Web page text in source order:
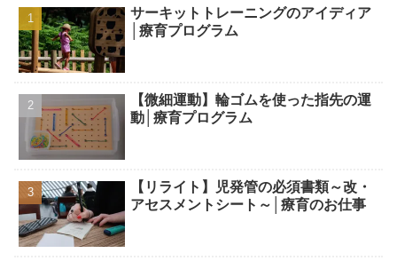
サーキットトレーニングのアイディア
│療育プログラム
【微細運動】輪ゴムを使った指先の運
動│療育プログラム
【リライト】児発管の必須書類～改・
アセスメントシート～│療育のお仕事